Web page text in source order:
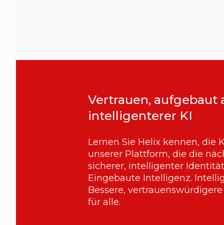
Vertrauen, aufgebaut
intelligenterer KI
Lernen Sie Helix kennen, die
unserer Plattform, die die
sicherer, intelligenter
Eingebaute Intelligenz.
Bessere,
für alle.